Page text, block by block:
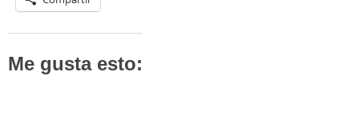
Me gusta esto: